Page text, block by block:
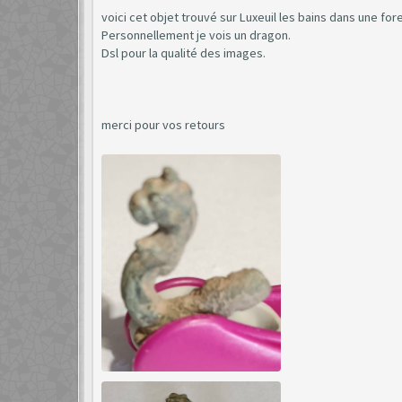
voici cet objet trouvé sur Luxeuil les bains dans une
Personnellement je vois un dragon.
Dsl pour la qualité des images.
merci pour vos retours